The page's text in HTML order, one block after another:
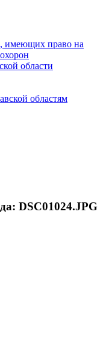
имеющих право на
области
областям
DSC01024.JPG